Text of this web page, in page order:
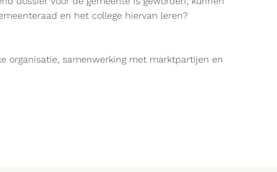
en het college hiervan leren?
organisatie, samenwerking met marktpartijen en